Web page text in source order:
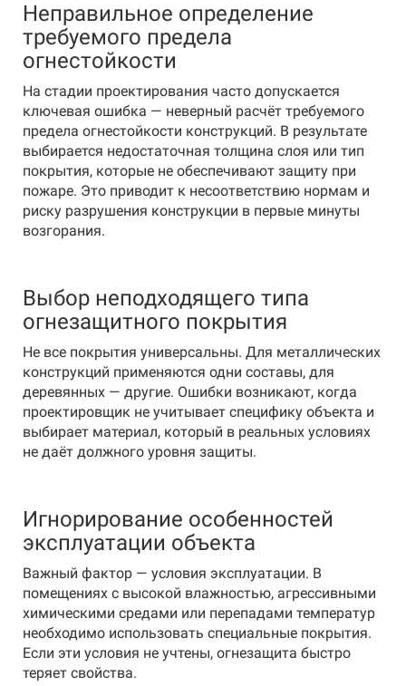
Неправильное определение
требуемого предела
огнестойкости
На стадии проектирования часто допускается
ключевая ошибка — неверный расчёт требуемого
предела огнестойкости конструкций. В результате
выбирается недостаточная толщина слоя или тип
покрытия, которые не обеспечивают защиту при
пожаре. Это приводит к несоответствию нормам и
риску разрушения конструкции в первые минуты
возгорания.
Выбор неподходящего типа
огнезащитного покрытия
Не все покрытия универсальны. Для металлических
конструкций применяются одни составы, для
деревянных — другие. Ошибки возникают, когда
проектировщик не учитывает специфику объекта и
выбирает материал, который в реальных условиях
не даёт должного уровня защиты.
Игнорирование особенностей
эксплуатации объекта
Важный фактор — условия эксплуатации. В
помещениях с высокой влажностью, агрессивными
химическими средами или перепадами температур
необходимо использовать специальные покрытия.
Если эти условия не учтены, огнезащита быстро
теряет свойства.